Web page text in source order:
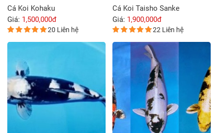
Cá Koi Kohaku
Giá: 1,500,000đ
20 Liên hệ
Cá Koi Taisho Sanke
Giá: 1,900,000đ
22 Liên hệ